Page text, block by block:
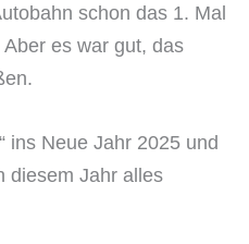
schon das 1. Mal
es war gut, das
ins Neue Jahr 2025 und
diesem Jahr alles